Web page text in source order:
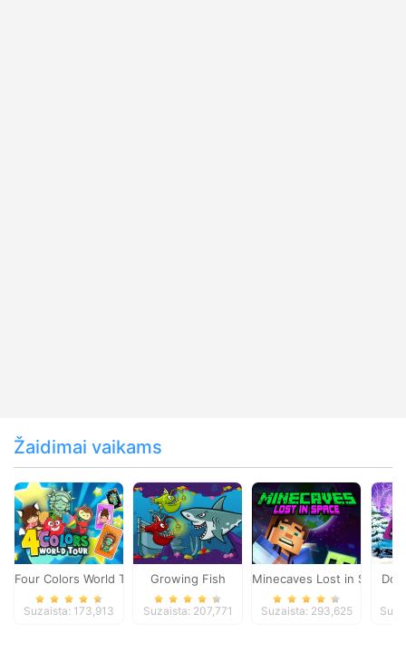
Žaidimai vaikams
Four Colors World Tour
Suzaista: 173,913
Growing Fish
Suzaista: 207,771
Minecaves Lost in Space
Suzaista: 293,625